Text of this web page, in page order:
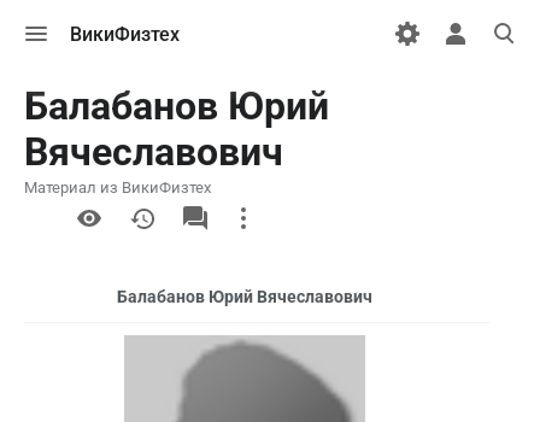
меню
ВикиФизтех
Открыть
поиск
Балабанов Юрий
Вячеславович
Материал из ВикиФизтех
More
actions
Балабанов Юрий Вячеславович